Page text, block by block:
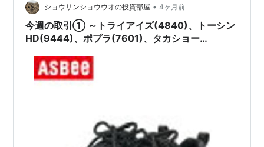
ショウサンショウウオの投資部屋 • 4ヶ月前
今週の取引① ～トライアイズ(4840)、トーシン
HD(9444)、ポプラ(7601)、タカショー